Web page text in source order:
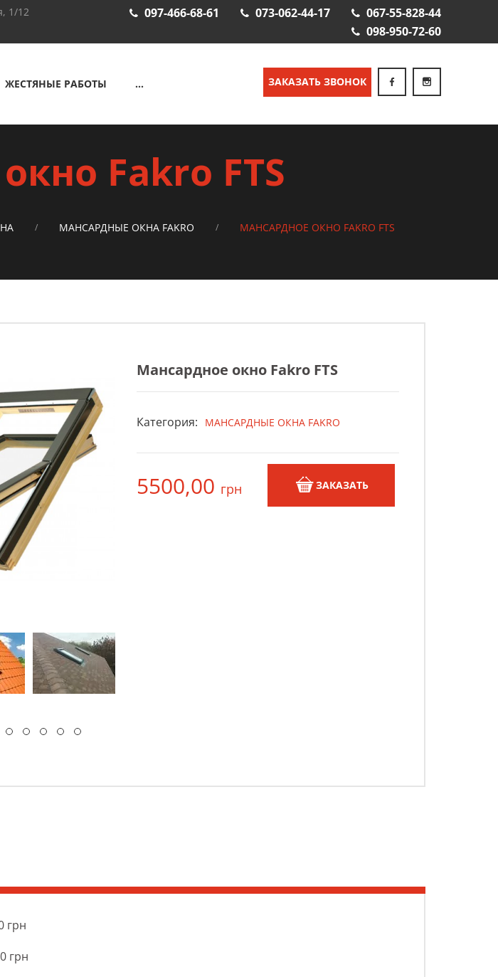
1/12 097-466-68-61 073-062-44-17
067-55-828-44
098-950-72-60
ЖЕСТЯНЫЕ РАБОТЫ ... ЗАКАЗАТЬ ЗВОНОК
Fakro FTS
МАНСАРДНЫЕ ОКНА FAKRO МАНСАРДНОЕ ОКНО FAKRO FTS
Мансардное окно Fakro FTS
Категория: МАНСАРДНЫЕ ОКНА FAKRO
5500,00 грн ЗАКАЗАТЬ
грн
грн